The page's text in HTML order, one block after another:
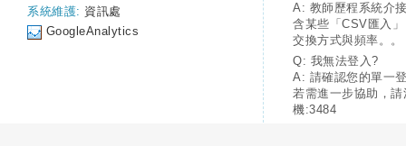
系統維護: 資訊處
GoogleAnalytics
A: 教師歷程系統介
含某些「CSV匯入
交換方式與頻率。。
Q: 我無法登入?
A: 請確認您的單一
若需進一步協助，
機:3484